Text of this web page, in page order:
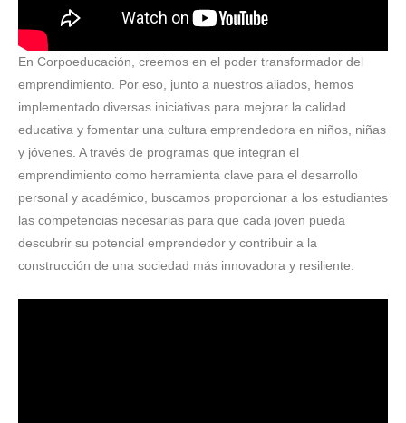
En Corpoeducación, creemos en el poder transformador del
emprendimiento. Por eso, junto a nuestros aliados, hemos
implementado diversas iniciativas para mejorar la calidad
educativa y fomentar una cultura emprendedora en niños, niñas
y jóvenes. A través de programas que integran el
emprendimiento como herramienta clave para el desarrollo
personal y académico, buscamos proporcionar a los estudiantes
las competencias necesarias para que cada joven pueda
descubrir su potencial emprendedor y contribuir a la
construcción de una sociedad más innovadora y resiliente.